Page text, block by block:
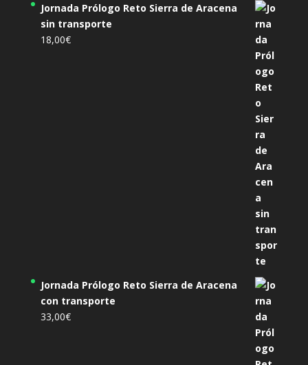
Jornada Prólogo Reto Sierra de Aracena
sin transporte
18,00€
Jornada Prólogo Reto Sierra de Aracena
con transporte
33,00€